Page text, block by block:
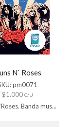
N` Roses
pm0071
$1.000 C/U
Banda mus...